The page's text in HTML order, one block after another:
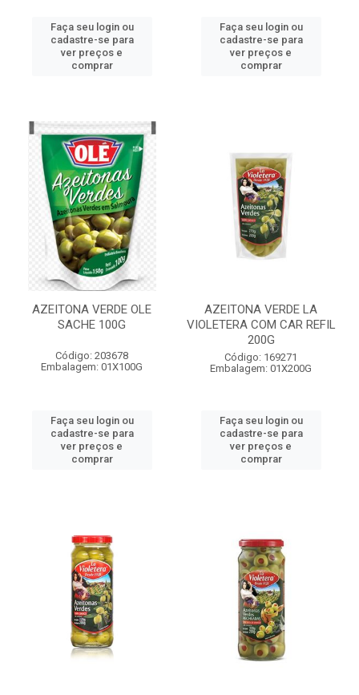
Faça seu login ou
cadastre-se para
ver preços e
comprar
Faça seu login ou
cadastre-se para
ver preços e
comprar
AZEITONA VERDE OLE
SACHE 100G
Código: 203678
Embalagem: 01X100G
Faça seu login ou
cadastre-se para
ver preços e
comprar
AZEITONA VERDE LA
VIOLETERA COM CAR REFIL
200G
Código: 169271
Embalagem: 01X200G
Faça seu login ou
cadastre-se para
ver preços e
comprar